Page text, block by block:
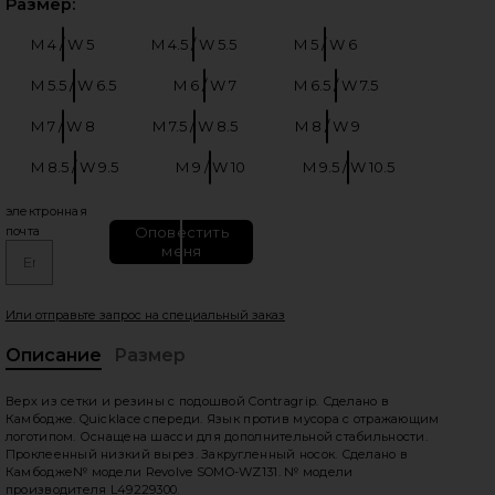
слайды
Размер:
M 4 / W 5 Размер:
M 4.5 / W 5.5 M 5 / W 6
Размер:
M 5.5 / W 6.5 Размер:
M 6 / W 7 M 6.5 / W 7.5
Размер:
M 7 / W 8 Размер:
M 7.5 / W 8.5 M 8 / W 9
Размер:
M 8.5 / W 9.5 Размер:
M 9 / W 10 M 9.5 / W 10.5
электронная
почта
Оповестить
меня
Или отправьте запрос на специальный заказ
Описание
Размер
Верх из сетки и резины с подошвой Contragrip. Сделано в
Камбодже. Quicklace спереди. Язык против мусора с отражающим
логотипом. Оснащена шасси для дополнительной стабильности.
Проклеенный низкий вырез. Закругленный носок. Сделано в
Камбодже№ модели Revolve SOMO-WZ131. № модели
производителя L49229300.